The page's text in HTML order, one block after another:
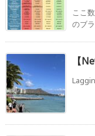
ここ
のブ
【